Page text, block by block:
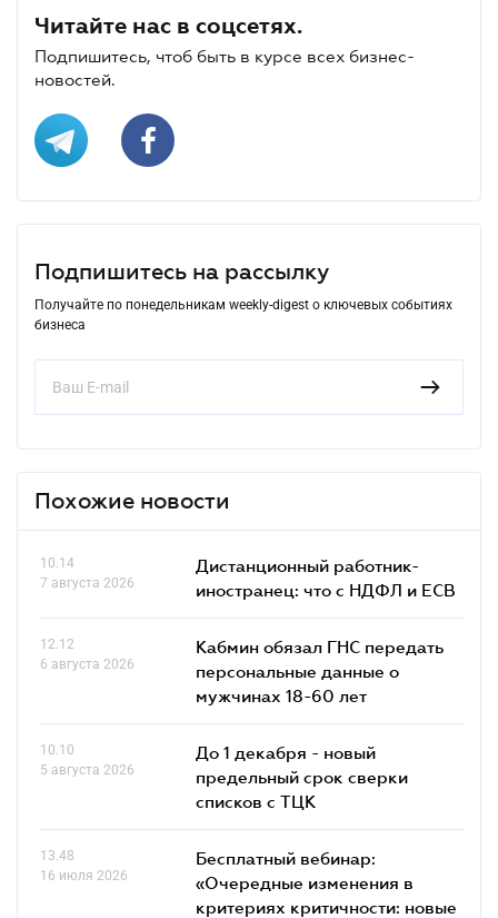
Читайте нас в соцсетях.
Подпишитесь, чтоб быть в курсе всех бизнес-
новостей.
Подпишитесь на рассылку
Получайте по понедельникам weekly-digest о ключевых событиях
бизнеса
Похожие новости
10.14
7 августа 2026
Дистанционный работник-
иностранец: что с НДФЛ и ЕСВ
12.12
6 августа 2026
Кабмин обязал ГНС передать
персональные данные о
мужчинах 18-60 лет
10.10
5 августа 2026
До 1 декабря - новый
предельный срок сверки
списков c ТЦК
13.48
16 июля 2026
Бесплатный вебинар:
«Очередные изменения в
критериях критичности: новые